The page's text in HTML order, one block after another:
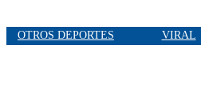
OTROS DEPORTES VIRAL